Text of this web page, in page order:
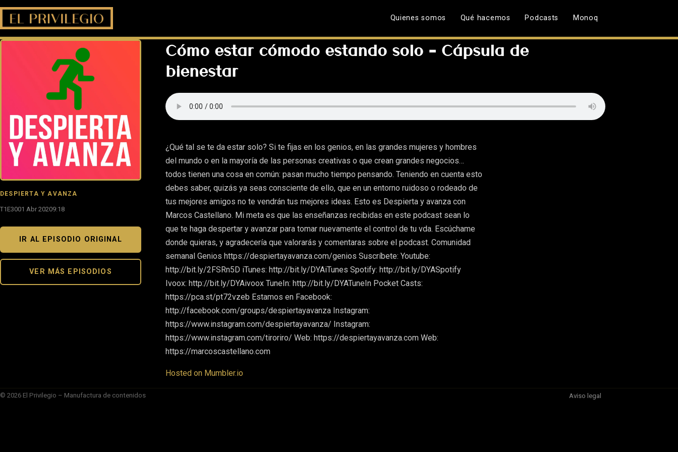
Quienes somos Qué hacemos Podcasts Monoq
DESPIERTA Y AVANZA
T1E3001 Abr 20209:18
IR AL EPISODIO ORIGINAL
VER MÁS EPISODIOS
Cómo estar cómodo estando solo – Cápsula de
bienestar
¿Qué tal se te da estar solo? Si te fijas en los genios, en las grandes mujeres y hombres
del mundo o en la mayoría de las personas creativas o que crean grandes negocios…
todos tienen una cosa en común: pasan mucho tiempo pensando. Teniendo en cuenta esto
debes saber, quizás ya seas consciente de ello, que en un entorno ruidoso o rodeado de
tus mejores amigos no te vendrán tus mejores ideas. Esto es Despierta y avanza con
Marcos Castellano. Mi meta es que las enseñanzas recibidas en este podcast sean lo
que te haga despertar y avanzar para tomar nuevamente el control de tu vda. Escúchame
donde quieras, y agradecería que valorarás y comentaras sobre el podcast. Comunidad
semanal Genios https://despiertayavanza.com/genios Suscríbete: Youtube:
http://bit.ly/2FSRn5D iTunes: http://bit.ly/DYAiTunes Spotify: http://bit.ly/DYASpotify
Ivoox: http://bit.ly/DYAivoox TuneIn: http://bit.ly/DYATuneIn Pocket Casts:
https://pca.st/pt72vzeb Estamos en Facebook:
http://facebook.com/groups/despiertayavanza Instagram:
https://www.instagram.com/despiertayavanza/ Instagram:
https://www.instagram.com/tiroriro/ Web: https://despiertayavanza.com Web:
https://marcoscastellano.com
Hosted on Mumbler.io
© 2026 El Privilegio – Manufactura de contenidos Aviso legal